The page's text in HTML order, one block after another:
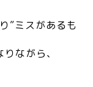
”ミスがあるも
ながら、